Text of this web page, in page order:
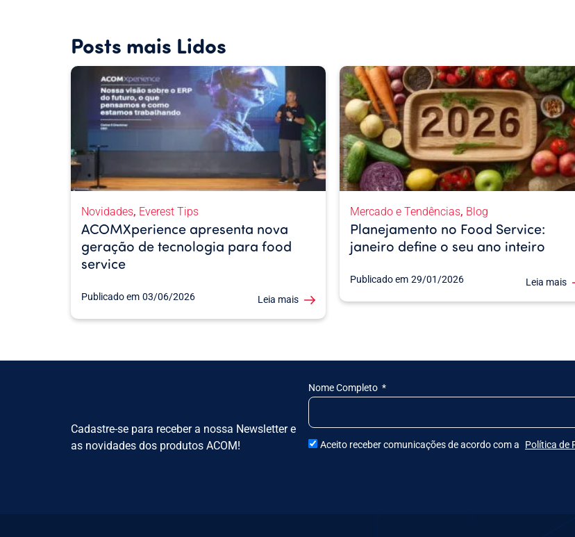
Posts mais Lidos
Novidades, Everest Tips
ACOMXperience apresenta nova
geração de tecnologia para food
service
Publicado em 03/06/2026 Leia mais
Mercado e Tendências, Blog
Planejamento no Food Service:
janeiro define o seu ano inteiro
Publicado em 29/01/2026 Leia mais
Cadastre-se para receber a nossa Newsletter e
as novidades dos produtos ACOM!
Nome Completo
Aceito receber comunicações de acordo com a Política de